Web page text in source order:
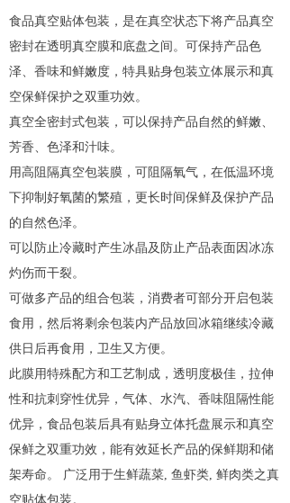
食品真空贴体包装，是在真空状态下将产品真空
密封在透明真空膜和底盘之间。可保持产品色
泽、香味和鲜嫩度，特具贴身包装立体展示和真
空保鲜保护之双重功效。
真空全密封式包装，可以保持产品自然的鲜嫩、
芳香、色泽和汁味。
用高阻隔真空包装膜，可阻隔氧气，在低温环境
下抑制好氧菌的繁殖，更长时间保鲜及保护产品
的自然色泽。
可以防止冷藏时产生冰晶及防止产品表面因冰冻
灼伤而干裂。
可做多产品的组合包装，消费者可部分开启包装
食用，然后将剩余包装内产品放回冰箱继续冷藏
供日后再食用，卫生又方便。
此膜用特殊配方和工艺制成，透明度极佳，拉伸
性和抗刺穿性优异，气体、水汽、香味阻隔性能
优异，食品包装后具有贴身立体托盘展示和真空
保鲜之双重功效，能有效延长产品的保鲜期和储
架寿命。 广泛用于生鲜蔬菜, 鱼虾类, 鲜肉类之真
空贴体包装。